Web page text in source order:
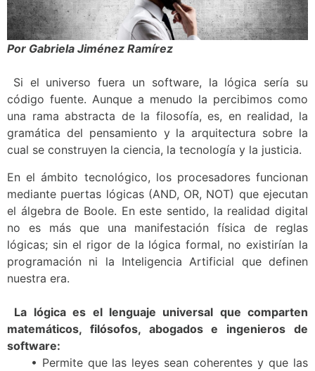
Por Gabriela Jiménez Ramírez
Si el universo fuera un software, la lógica sería su
código fuente. Aunque a menudo la percibimos como
una rama abstracta de la filosofía, es, en realidad, la
gramática del pensamiento y la arquitectura sobre la
cual se construyen la ciencia, la tecnología y la justicia.
En el ámbito tecnológico, los procesadores funcionan
mediante puertas lógicas (AND, OR, NOT) que ejecutan
el álgebra de Boole. En este sentido, la realidad digital
no es más que una manifestación física de reglas
lógicas; sin el rigor de la lógica formal, no existirían la
programación ni la Inteligencia Artificial que definen
nuestra era.
La lógica es el lenguaje universal que comparten
matemáticos, filósofos, abogados e ingenieros de
software:
• Permite que las leyes sean coherentes y que las